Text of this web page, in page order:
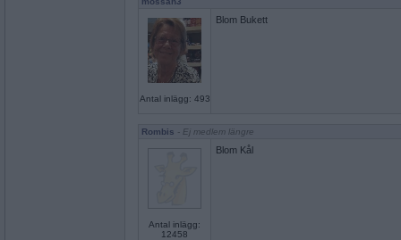
Antal inlägg: 493
Blom Bukett
Rombis - Ej medlem längre
Antal inlägg:
12458
Blom Kål